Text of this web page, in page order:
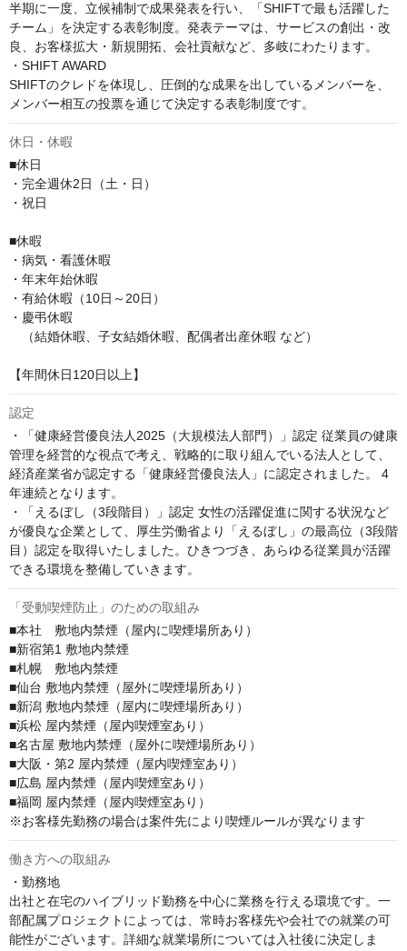
半期に一度、立候補制で成果発表を行い、「SHIFTで最も活躍した
チーム」を決定する表彰制度。発表テーマは、サービスの創出・改
良、お客様拡大・新規開拓、会社貢献など、多岐にわたります。
・SHIFT AWARD
SHIFTのクレドを体現し、圧倒的な成果を出しているメンバーを、
メンバー相互の投票を通じて決定する表彰制度です。
休日・休暇
■休日
・完全週休2日（土・日）
・祝日
■休暇
・病気・看護休暇
・年末年始休暇
・有給休暇（10日～20日）
・慶弔休暇
（結婚休暇、子女結婚休暇、配偶者出産休暇 など）
【年間休日120日以上】
認定
・「健康経営優良法人2025（大規模法人部門）」認定 従業員の健康
管理を経営的な視点で考え、戦略的に取り組んでいる法人として、
経済産業省が認定する「健康経営優良法人」に認定されました。 4
年連続となります。
・「えるぼし（3段階目）」認定 女性の活躍促進に関する状況など
が優良な企業として、厚生労働省より「えるぼし」の最高位（3段階
目）認定を取得いたしました。ひきつづき、あらゆる従業員が活躍
できる環境を整備していきます。
「受動喫煙防止」のための取組み
■本社　敷地内禁煙（屋内に喫煙場所あり）
■新宿第1 敷地内禁煙
■札幌　敷地内禁煙
■仙台 敷地内禁煙（屋外に喫煙場所あり）
■新潟 敷地内禁煙（屋内に喫煙場所あり）
■浜松 屋内禁煙（屋内喫煙室あり）
■名古屋 敷地内禁煙（屋外に喫煙場所あり）
■大阪・第2 屋内禁煙（屋内喫煙室あり）
■広島 屋内禁煙（屋内喫煙室あり）
■福岡 屋内禁煙（屋内喫煙室あり）
※お客様先勤務の場合は案件先により喫煙ルールが異なります
働き方への取組み
・勤務地
出社と在宅のハイブリッド勤務を中心に業務を行える環境です。一
部配属プロジェクトによっては、常時お客様先や会社での就業の可
能性がございます。詳細な就業場所については入社後に決定しま